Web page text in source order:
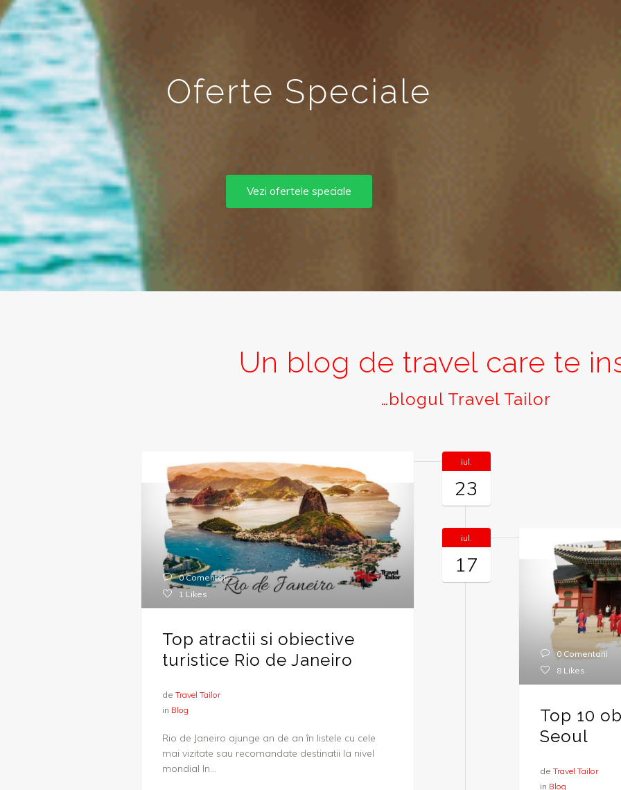
Oferte Speciale
Vezi ofertele speciale
Un blog de travel care te
…blogul Travel Tailor
iul.
23
0 Comentarii
1 Likes
Top atractii si obiective
turistice Rio de Janeiro
de Travel Tailor
in Blog
Rio de Janeiro ajunge an de an în listele cu cele
mai vizitate sau recomandate destinatii la nivel
mondial In...
iul.
17
0 Comentarii
8Likes
Top 10
Seoul
de Travel Tailor
in Blog